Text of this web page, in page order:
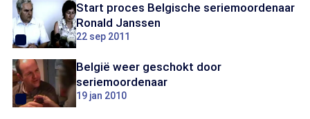
Start proces Belgische seriemoordenaar
Ronald Janssen
22 sep 2011
België weer geschokt door
seriemoordenaar
19 jan 2010